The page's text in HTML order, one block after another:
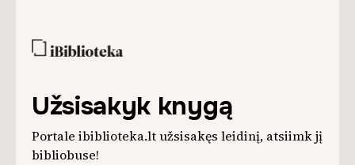
Užsisakyk knygą
Portale ibiblioteka.lt užsisakęs leidinį, atsiimk jį
bibliobuse!